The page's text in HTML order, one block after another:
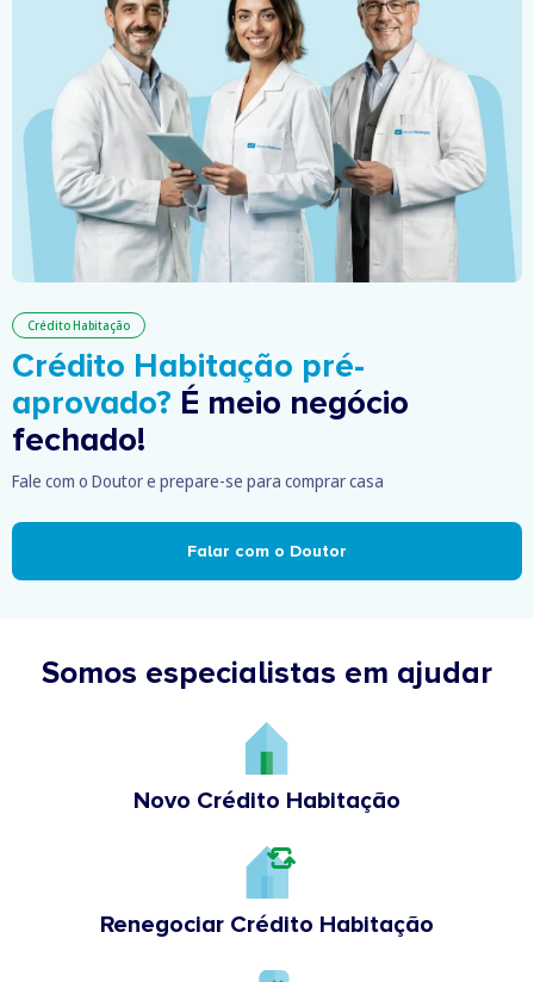
Crédito Habitação
Crédito Habitação pré-
aprovado? É meio negócio
fechado!
Fale com o Doutor e prepare-se para comprar casa
Falar com o Doutor
Somos especialistas em ajudar
Novo Crédito Habitação
Renegociar Crédito Habitação